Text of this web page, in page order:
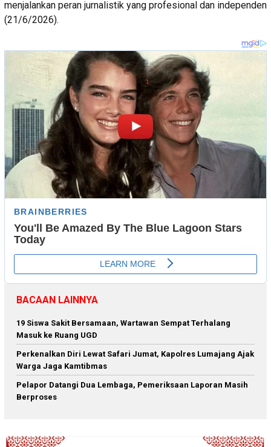
menjalankan peran jurnalistik yang profesional dan independen
(21/6/2026).
BACAAN LAINNYA
19 Siswa Sakit Bersamaan, Wartawan Sempat Terhalang
Masuk ke Ruang UGD
Perkenalkan Diri Lewat Safari Jumat, Kapolres Lumajang Ajak
Warga Jaga Kamtibmas
Pelapor Datangi Dua Lembaga, Pemeriksaan Laporan Masih
Berproses